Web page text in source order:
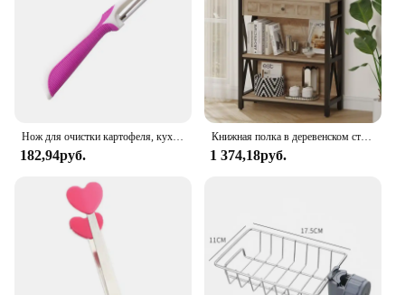
Нож для очистки картофеля, кухонный бытовой инструмент из нержавеющей стали, многофункциональный инструмент для очистки картофеля, кухонный инструмент для овощей и фруктов
182,94руб.
Книжная полка в деревенском стиле с выдвижным ящиком, книжный шкаф из промышленного дерева и металла, небольшая книжная полка и низкий книжный шкаф для небольшого пространства
1 374,18руб.